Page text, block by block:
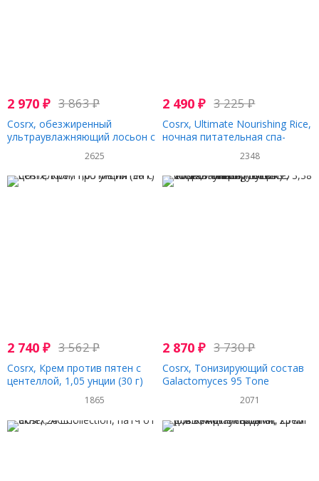
2 970 ₽ 3 863₽
Cosrx, обезжиренный
ультраувлажняющий лосьон с
березовым соком,100 мл (3,38
2625
2 490₽ 3 225₽
Cosrx, Ultimate Nourishing Rice,
ночная питательная спа-
маска с рисом, 60 мл (2,02
2348
2 740 ₽ 3 562₽
Cosrx, Крем против пятен с
центеллой, 1,05 унции (30 г)
1865
2 870₽ 3 730₽
Cosrx, Тонизирующий состав
Galactomyces 95 Tone
Balancing Essence, 3,38
жидкой унции (100 мл)
2071